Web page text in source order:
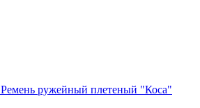
Ремень ружейный плетеный "Коса"